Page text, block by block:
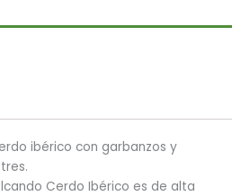
ibérico con garbanzos y
Cerdo Ibérico es de alta